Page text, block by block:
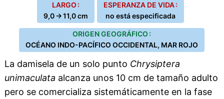
LARGO :
9,0 → 11,0 cm
ESPERANZA DE VIDA :
no está especificada
ORIGEN GEOGRÁFICO :
OCÉANO INDO-PACÍFICO OCCIDENTAL, MAR ROJO
La damisela de un solo punto Chrysiptera
unimaculata alcanza unos 10 cm de tamaño adulto
pero se comercializa sistemáticamente en la fase